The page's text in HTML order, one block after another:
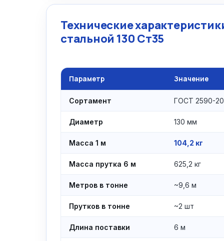
Технические
стальной 130 Ст35
Параметр Значение
Сортамент ГОСТ 2590-
Диаметр 130 мм
Масса 1 м 104,2 кг
Масса прутка 6 м 625,2 кг
Метров в тонне ~9,6 м
Прутков в тонне ~2 шт
Длина поставки 6 м